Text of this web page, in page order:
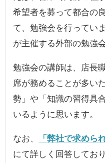
希望者を募って都合の
て、勉強会を行ってい
が主催する外部の勉強
勉強会の講師は、店長
席が務めることが多い
勢」や「知識の習得具
いるように思います。
なお、 「弊社で求めら
にて詳しく回答してお